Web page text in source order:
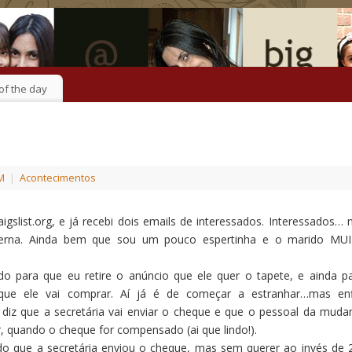
the day
| Acontecimentos
e já recebi dois emails de interessados. Interessados…
Ainda bem que sou um pouco espertinha e o marido
para que eu retire o anúncio que ele quer o tapete, e ainda
ele vai comprar. Aí já é de começar a estranhar…mas
que a secretária vai enviar o cheque e que o pessoal da
o cheque for compensado (ai que lindo!).
que a secretária enviou o cheque, mas sem querer ao invés de